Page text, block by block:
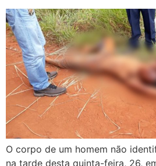
O corpo de um homem não
na tarde desta quinta-feira, 26,